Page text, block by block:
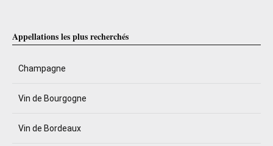
Appellations les plus recherchés
Champagne
Vin de Bourgogne
Vin de Bordeaux